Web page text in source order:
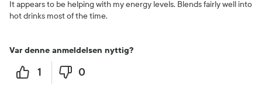
It appears to be helping with my energy levels. Blends fairly well into
hot drinks most of the time.
Var denne anmeldelsen nyttig?
1 0